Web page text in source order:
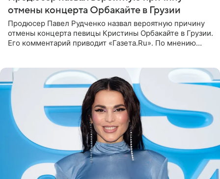
отмены концерта Орбакайте в Грузии
Продюсер Павел Рудченко назвал вероятную причину
отмены концерта певицы Кристины Орбакайте в Грузии.
Его комментарий приводит «Газета.Ru». По мнению